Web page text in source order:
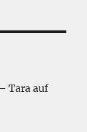
Tara auf